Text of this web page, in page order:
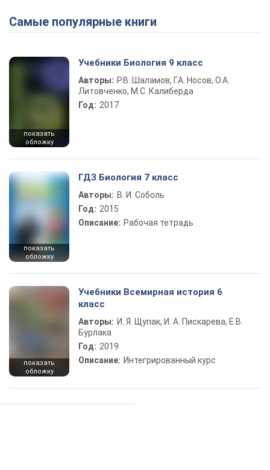
Play Video
Самые популярные книги
показать
обложку
Учебники Биология 9 класс
Авторы: Р.В. Шаламов, Г.А. Носов, О.А.
Литовченко, М.С. Калиберда
Год: 2017
показать
обложку
ГДЗ Биология 7 класс
Авторы: В. И. Соболь
Год: 2015
Описание: Рабочая тетрадь
показать
обложку
Учебники Всемирная история 6
класс
Авторы: И. Я. Щупак, И. А. Пискарева, Е.В.
Бурлака
Год: 2019
Описание: Интегрированный курс